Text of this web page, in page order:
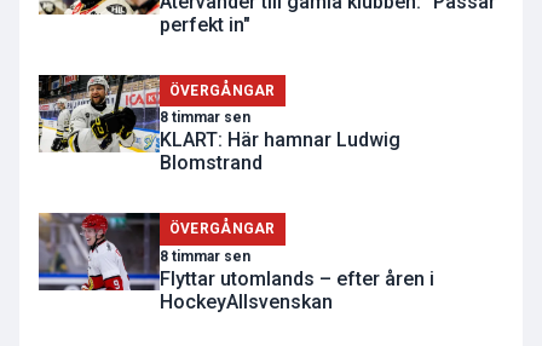
perfekt in"
ÖVERGÅNGAR
8 timmar sen
KLART: Här hamnar Ludwig
Blomstrand
ÖVERGÅNGAR
8 timmar sen
Flyttar utomlands – efter åren i
HockeyAllsvenskan